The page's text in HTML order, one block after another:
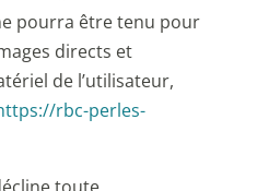
pourra être tenu pour
directs et
de l’utilisateur,
rbc-perles-